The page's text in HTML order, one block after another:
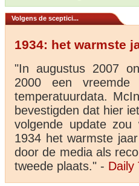
Volgens de sceptici...
1934: het warmste
"In augustus 2007
2000 een vreemde
temperatuurdata.
bevestigden dat hier
volgende update zou
1934 het warmste
door de media als
tweede plaats." - Daily